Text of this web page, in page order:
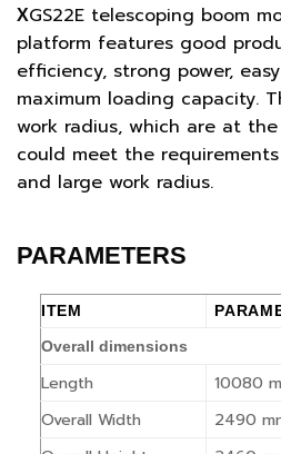
XGS22E telescoping boom
platform features good
efficiency, strong power,
maximum loading capacity.
work radius, which are at
could meet the
and large work radius.
PARAMETERS
ITEM
Overall dimensions
Length
10080
Overall Width
2490